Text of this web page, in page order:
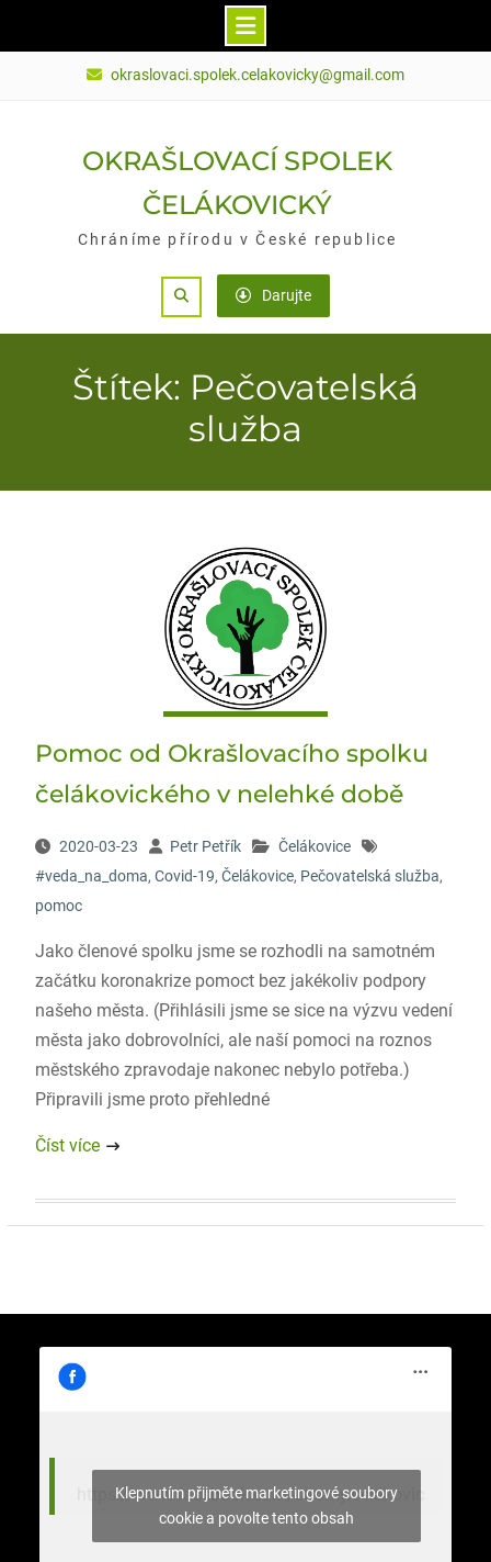
okraslovaci.spolek.celakovicky@gmail.com
OKRAŠLOVACÍ SPOLEK
ČELÁKOVICKÝ
Chráníme přírodu v České republice
Search Darujte
Štítek: Pečovatelská
služba
Pomoc od Okrašlovacího spolku
čelákovického v nelehké době
2020-03-23 Petr Petřík
Čelákovice
#veda_na_doma, Covid-19, Čelákovice, Pečovatelská služba,
pomoc
Jako členové spolku jsme se rozhodli na samotném
začátku koronakrize pomoct bez jakékoliv podpory
našeho města. (Přihlásili jsme se sice na výzvu vedení
města jako dobrovolníci, ale naší pomoci na roznos
městského zpravodaje nakonec nebylo potřeba.)
Připravili jsme proto přehledné
Číst více
https://www.facebook.com/stromy.celakovic
Klepnutím přijměte marketingové soubory
cookie a povolte tento obsah